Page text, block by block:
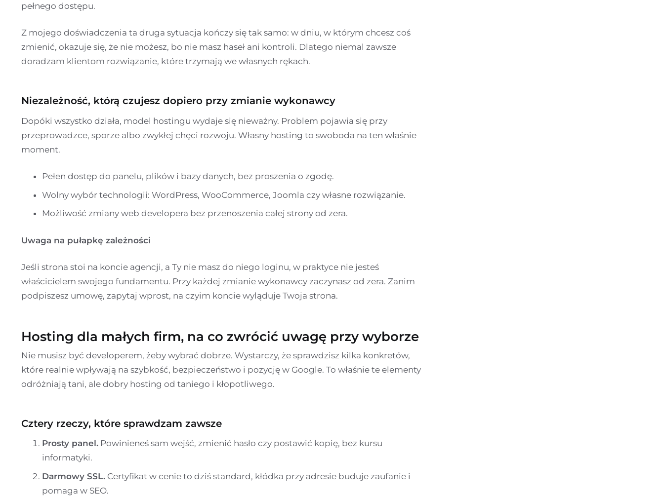
pełnego dostępu.
Z mojego doświadczenia ta druga sytuacja kończy się tak samo: w dniu, w którym chcesz coś
zmienić, okazuje się, że nie możesz, bo nie masz haseł ani kontroli. Dlatego niemal zawsze
doradzam klientom rozwiązanie, które trzymają we własnych rękach.
Niezależność, którą czujesz dopiero przy zmianie wykonawcy
Dopóki wszystko działa, model hostingu wydaje się nieważny. Problem pojawia się przy
przeprowadzce, sporze albo zwykłej chęci rozwoju. Własny hosting to swoboda na ten właśnie
moment.
Pełen dostęp do panelu, plików i bazy danych, bez proszenia o zgodę.
Wolny wybór technologii: WordPress, WooCommerce, Joomla czy własne rozwiązanie.
Możliwość zmiany web developera bez przenoszenia całej strony od zera.
Uwaga na pułapkę zależności
Jeśli strona stoi na koncie agencji, a Ty nie masz do niego loginu, w praktyce nie jesteś
właścicielem swojego fundamentu. Przy każdej zmianie wykonawcy zaczynasz od zera. Zanim
podpiszesz umowę, zapytaj wprost, na czyim koncie wyląduje Twoja strona.
Hosting dla małych firm, na co zwrócić uwagę przy wyborze
Nie musisz być developerem, żeby wybrać dobrze. Wystarczy, że sprawdzisz kilka konkretów,
które realnie wpływają na szybkość, bezpieczeństwo i pozycję w Google. To właśnie te elementy
odróżniają tani, ale dobry hosting od taniego i kłopotliwego.
Cztery rzeczy, które sprawdzam zawsze
Prosty panel. Powinieneś sam wejść, zmienić hasło czy postawić kopię, bez kursu
informatyki.
Darmowy SSL. Certyfikat w cenie to dziś standard, kłódka przy adresie buduje zaufanie i
pomaga w SEO.